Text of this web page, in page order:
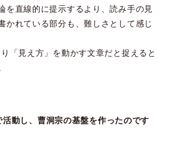
を直線的に提示するより、読み手の見
かれている部分も、難しさとして感じ
り「見え方」を動かす文章だと捉えると
動し、曹洞宗の基盤を作ったのです